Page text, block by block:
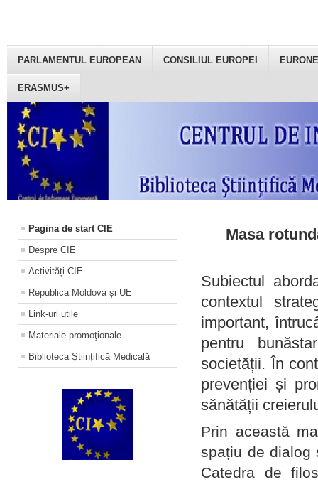
PARLAMENTUL EUROPEAN CONSILIUL EUROPEI
ERASMUS+
Pagina de start CIE
Despre CIE
Activități CIE
Republica Moldova și UE
Link-uri utile
Materiale promoţionale
Biblioteca Științifică Medicală
Masa
Subiectul
contextul
important,
pentru
societății. În
prevenției și
sănătății
Prin această
spațiu de dialog
Catedra de